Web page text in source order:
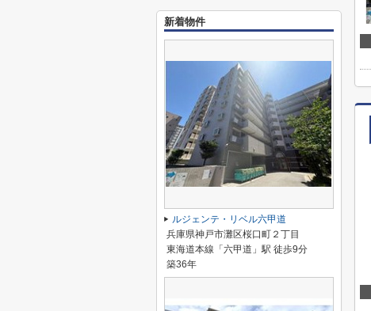
新着物件
ルジェンテ・リベル六甲道
兵庫県神戸市灘区桜口町２丁目
東海道本線「六甲道」駅 徒歩9分
築36年